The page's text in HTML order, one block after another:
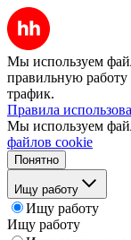
Мы используем
правильную работу
трафик.
Правила
Мы используем
файлов cookie
Понятно
Ищу работу
Ищу работу
Ищу работу